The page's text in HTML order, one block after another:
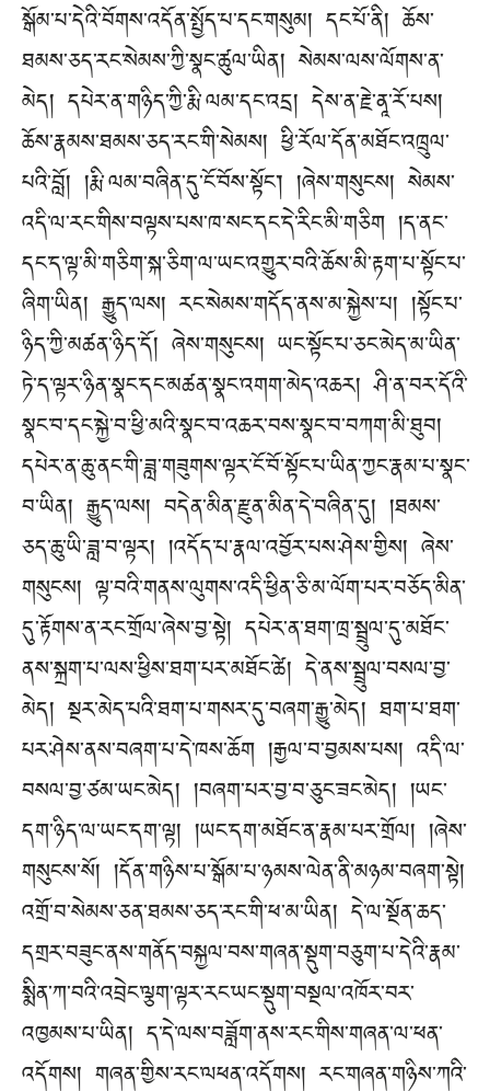
སྒོམ་པ་དེའི་བོགས་འདོན་སྤྱོད་པ་དང་གསུམ། དང་པོ་ནི། ཆོས་
ཐམས་ཅད་རང་སེམས་ཀྱི་སྣང་ཚུལ་ཡིན། སེམས་ལས་ལོགས་ན་
མེད། དཔེར་ན་གཉིད་ཀྱི་རྨི་ལམ་དང་འདྲ། དེས་ན་རྗེ་ནཱ་རོ་པས།
ཆོས་རྣམས་ཐམས་ཅད་རང་གི་སེམས། ཕྱི་རོལ་དོན་མཐོང་འཁྲུལ་
པའི་བློ། །རྨི་ལམ་བཞིན་དུ་ངོ་བོས་སྟོང་། །ཞེས་གསུངས། སེམས་
འདི་ལ་རང་གིས་བལྟས་པས་ཁ་སང་དང་དེ་རིང་མི་གཅིག །ད་ནང་
དང་ད་ལྟ་མི་གཅིག་སྐ་ཅིག་ལ་ཡང་འགྱུར་བའི་ཆོས་མི་རྟག་པ་སྟོང་པ་
ཞིག་ཡིན། རྒྱུད་ལས། རང་སེམས་གདོད་ནས་མ་སྐྱེས་པ། །སྟོང་པ་
ཉིད་ཀྱི་མཚན་ཉིད་དོ། ཞེས་གསུངས། ཡང་སྟོང་པ་ཅང་མེད་མ་ཡིན་
ཏེ་ད་ལྟར་ཉིན་སྣང་དང་མཚན་སྣང་འགག་མེད་འཆར། ཤི་ན་བར་དོའི་
སྣང་བ་དང་སྐྱེ་བ་ཕྱི་མའི་སྣང་བ་འཆར་བས་སྣང་བ་བཀག་མི་ཐུབ།
དཔེར་ན་ཆུ་ནང་གི་ཟླ་གཟུགས་ལྟར་ངོ་བོ་སྟོང་པ་ཡིན་ཀྱང་རྣམ་པ་སྣང་
བ་ཡིན། རྒྱུད་ལས། བདེན་མིན་རྫུན་མིན་དེ་བཞིན་དུ། །ཐམས་
ཅད་ཆུ་ཡི་ཟླ་བ་ལྟར། །འདོད་པ་རྣལ་འབྱོར་པས་ཤེས་གྱིས། ཞེས་
གསུངས། ལྟ་བའི་གནས་ལུགས་འདི་ཕྱིན་ཅི་མ་ལོག་པར་བཅོད་མིན་
དུ་རྟོགས་ན་རང་གྲོལ་ཞེས་བྱ་སྟེ། དཔེར་ན་ཐག་ཁྲ་སྦྲུལ་དུ་མཐོང་
ནས་སྐྲག་པ་ལས་ཕྱིས་ཐག་པར་མཐོང་ཚེ། དེ་ནས་སྦྲུལ་བསལ་བྱ་
མེད། སྔར་མེད་པའི་ཐག་པ་གསར་དུ་བཞག་རྒྱུ་མེད། ཐག་པ་ཐག་
པར་ཤེས་ནས་བཞག་པ་དེ་ཁས་ཆོག །རྒྱལ་བ་བྱམས་པས། འདི་ལ་
བསལ་བྱ་ཙམ་ཡང་མེད། །བཞག་པར་བྱ་བ་ཅུང་ཟང་མེད། །ཡང་
དག་ཉིད་ལ་ཡང་དག་ལྟ། །ཡང་དག་མཐོང་ན་རྣམ་པར་གྲོལ། །ཞེས་
གསུངས་སོ། །དོན་གཉིས་པ་སྒོམ་པ་ཉམས་ལེན་ནི་མཉམ་བཞག་སྟེ།
འགྲོ་བ་སེམས་ཅན་ཐམས་ཅད་རང་གི་ཕ་མ་ཡིན། དེ་ལ་སྔོན་ཆད་
དགྲར་བཟུང་ནས་གནོད་བསྐྱལ་བས་གཞན་སྡུག་བཅུག་པ་དེའི་རྣམ་
སྨིན་ཀ་བའི་འབྲེང་ལྕག་ལྟར་རང་ཡང་སྡུག་བསྔལ་འཁོར་བར་
འཁྱམས་པ་ཡིན། ད་དེ་ལས་བཟློག་ནས་རང་གིས་གཞན་ལ་ཕན་
འདོགས། གཞན་གྱིས་རང་ལཕན་འདོགས། རང་གཞན་གཉིས་ཀའི་